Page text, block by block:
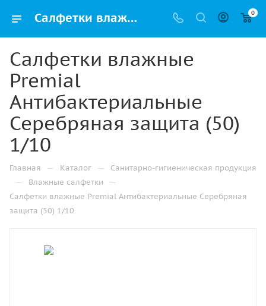
Салфетки влажные Premial Антибактериальные Серебряная защита (50) 1/10 купить от производителя в Самаре 0
Салфетки влажные
Premial
Антибактериальные
Серебряная защита (50)
1/10
Главная — Каталог — Санитарно-гигиеническая продукция
— Влажные салфетки —
Салфетки влажные Premial Антибактериальные Серебряная
защита (50) 1/10